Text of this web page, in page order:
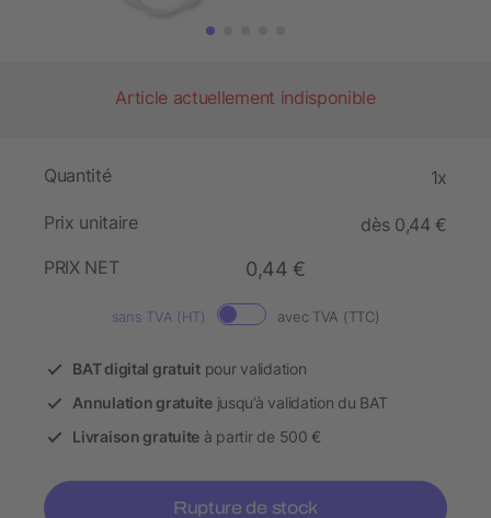
Article actuellement indisponible
Quantité 1x
Prix unitaire
dès 0,44 €
PRIX NET
0,44 €
sans TVA (HT) avec TVA (TTC)
BAT digital gratuitpour validation
Annulation gratuitejusqu’à validation du BAT
Livraison gratuite à partir de 500 €
Rupture de stock